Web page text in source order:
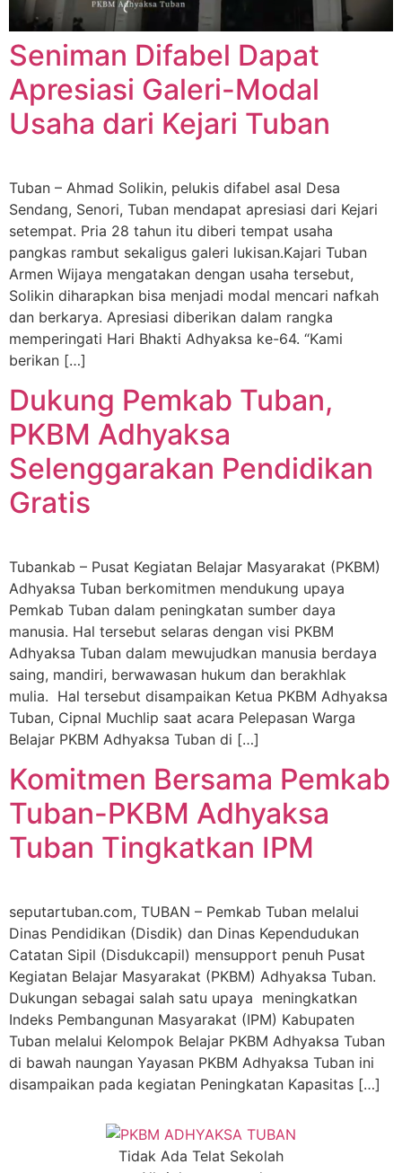
Seniman Difabel Dapat
Apresiasi Galeri-Modal
Usaha dari Kejari Tuban
Tuban – Ahmad Solikin, pelukis difabel asal Desa
Sendang, Senori, Tuban mendapat apresiasi dari Kejari
setempat. Pria 28 tahun itu diberi tempat usaha
pangkas rambut sekaligus galeri lukisan.Kajari Tuban
Armen Wijaya mengatakan dengan usaha tersebut,
Solikin diharapkan bisa menjadi modal mencari nafkah
dan berkarya. Apresiasi diberikan dalam rangka
memperingati Hari Bhakti Adhyaksa ke-64. “Kami
berikan […]
Dukung Pemkab Tuban,
PKBM Adhyaksa
Selenggarakan Pendidikan
Gratis
Tubankab – Pusat Kegiatan Belajar Masyarakat (PKBM)
Adhyaksa Tuban berkomitmen mendukung upaya
Pemkab Tuban dalam peningkatan sumber daya
manusia. Hal tersebut selaras dengan visi PKBM
Adhyaksa Tuban dalam mewujudkan manusia berdaya
saing, mandiri, berwawasan hukum dan berakhlak
mulia. Hal tersebut disampaikan Ketua PKBM Adhyaksa
Tuban, Cipnal Muchlip saat acara Pelepasan Warga
Belajar PKBM Adhyaksa Tuban di […]
Komitmen Bersama Pemkab
Tuban-PKBM Adhyaksa
Tuban Tingkatkan IPM
seputartuban.com, TUBAN – Pemkab Tuban melalui
Dinas Pendidikan (Disdik) dan Dinas Kependudukan
Catatan Sipil (Disdukcapil) mensupport penuh Pusat
Kegiatan Belajar Masyarakat (PKBM) Adhyaksa Tuban.
Dukungan sebagai salah satu upaya meningkatkan
Indeks Pembangunan Masyarakat (IPM) Kabupaten
Tuban melalui Kelompok Belajar PKBM Adhyaksa Tuban
di bawah naungan Yayasan PKBM Adhyaksa Tuban ini
disampaikan pada kegiatan Peningkatan Kapasitas […]
Tidak Ada Telat Sekolah